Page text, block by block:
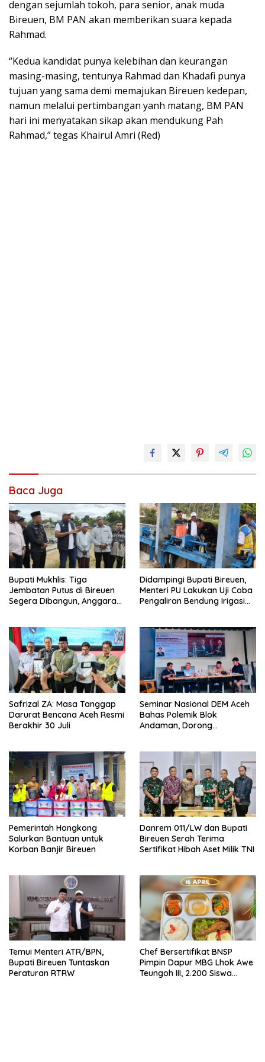
dengan sejumlah tokoh, para senior, anak muda
Bireuen, BM PAN akan memberikan suara kepada
Rahmad.
“Kedua kandidat punya kelebihan dan keurangan
masing-masing, tentunya Rahmad dan Khadafi punya
tujuan yang sama demi memajukan Bireuen kedepan,
namun melalui pertimbangan yanh matang, BM PAN
hari ini menyatakan sikap akan mendukung Pah
Rahmad,” tegas Khairul Amri (Red)
Baca Juga
Bupati Mukhlis: Tiga
Jembatan Putus di Bireuen
Segera Dibangun, Anggaran
Didampingi Bupati Bireuen,
Menteri PU Lakukan Uji Coba
Pengaliran Bendung Irigasi
Safrizal ZA: Masa Tanggap
Darurat Bencana Aceh Resmi
Berakhir 30 Juli
Seminar Nasional DEM Aceh
Bahas Polemik Blok
Andaman, Dorong
Pemerintah Hongkong
Salurkan Bantuan untuk
Korban Banjir Bireuen
Danrem 011/LW dan Bupati
Bireuen Serah Terima
Sertifikat Hibah Aset Milik TNI
Temui Menteri ATR/BPN,
Bupati Bireuen Tuntaskan
Peraturan RTRW
Chef Bersertifikat BNSP
Pimpin Dapur MBG Lhok Awe
Teungoh III, 2.200 Siswa